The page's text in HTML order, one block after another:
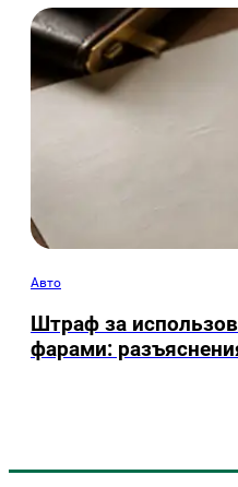
Авто
Штраф за
фарами: